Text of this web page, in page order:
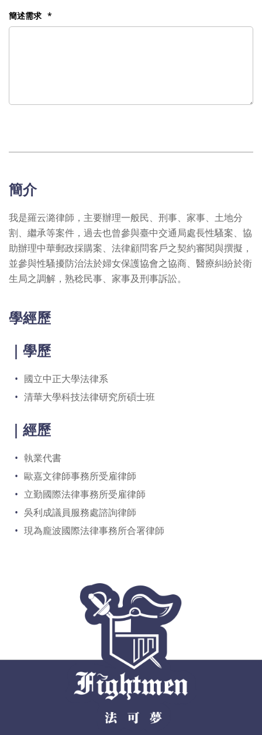
簡述需求
簡介
我是羅云潞律師，主要辦理一般民、刑事、家事、土地分
割、繼承等案件，過去也曾參與臺中交通局處長性騷案、協
助辦理中華郵政採購案、法律顧問客戶之契約審閱與撰擬，
並參與性騷擾防治法於婦女保護協會之協商、醫療糾紛於衛
生局之調解，熟稔民事、家事及刑事訴訟。
學經歷
｜學歷
國立中正大學法律系
清華大學科技法律研究所碩士班
｜經歷
執業代書
歐嘉文律師事務所受雇律師
立勤國際法律事務所受雇律師
吳利成議員服務處諮詢律師
現為龐波國際法律事務所合署律師